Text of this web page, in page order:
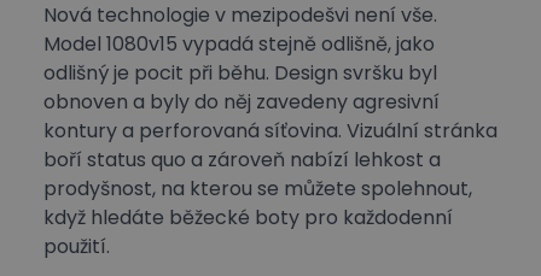
Nová technologie v mezipodešvi není vše.
Model 1080v15 vypadá stejně odlišně, jako
odlišný je pocit při běhu. Design svršku byl
obnoven a byly do něj zavedeny agresivní
kontury a perforovaná síťovina. Vizuální stránka
boří status quo a zároveň nabízí lehkost a
prodyšnost, na kterou se můžete spolehnout,
když hledáte běžecké boty pro každodenní
použití.